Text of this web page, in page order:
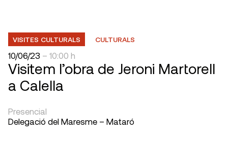
VISITES CULTURALS CULTURALS
10/06/23 – 10:00 h
Visitem l’obra de Jeroni Martorell
a Calella
Presencial
Delegació del Maresme – Mataró